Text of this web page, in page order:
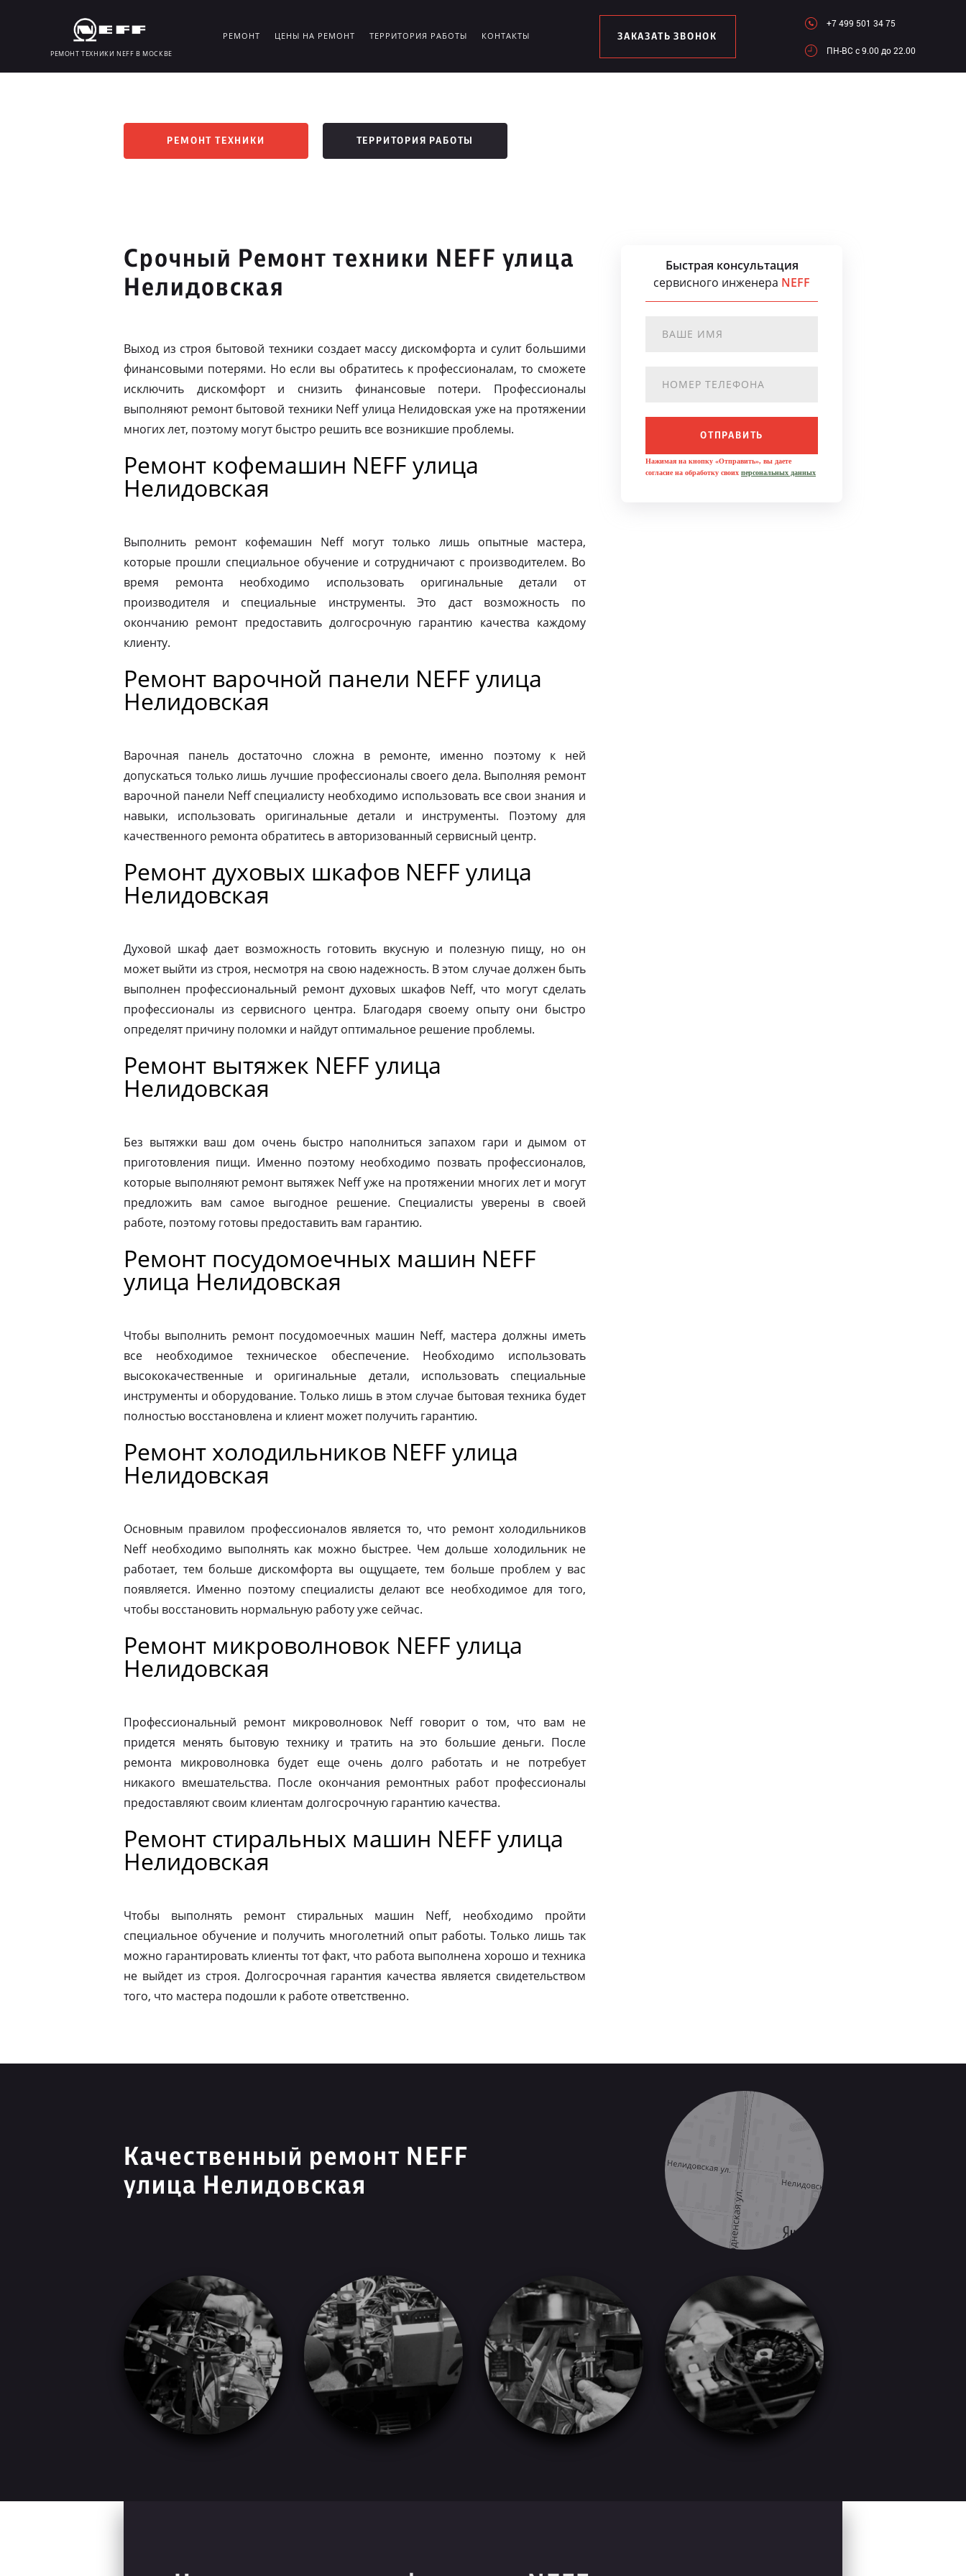
РЕМОНТ ТЕХНИКИ NEFF В МОСКВЕ
РЕМОНТ ЦЕНЫ НА РЕМОНТ ТЕРРИТОРИЯ РАБОТЫ КОНТАКТЫ ЗАКАЗАТЬ ЗВОНОК
+7 499 501 34 75
ПН-ВC c 9.00 до 22.00
РЕМОНТ ТЕХНИКИ ТЕРРИТОРИЯ РАБОТЫ
Срочный Ремонт техники NEFF улица
Нелидовская
Выход из строя бытовой техники создает массу дискомфорта и сулит большими
финансовыми потерями. Но если вы обратитесь к профессионалам, то сможете
исключить дискомфорт и снизить финансовые потери. Профессионалы
выполняют ремонт бытовой техники Neff улица Нелидовская уже на протяжении
многих лет, поэтому могут быстро решить все возникшие проблемы.
Ремонт кофемашин NEFF улица
Нелидовская
Выполнить ремонт кофемашин Neff могут только лишь опытные мастера,
которые прошли специальное обучение и сотрудничают с производителем. Во
время ремонта необходимо использовать оригинальные детали от
производителя и специальные инструменты. Это даст возможность по
окончанию ремонт предоставить долгосрочную гарантию качества каждому
клиенту.
Ремонт варочной панели NEFF улица
Нелидовская
Варочная панель достаточно сложна в ремонте, именно поэтому к ней
допускаться только лишь лучшие профессионалы своего дела. Выполняя ремонт
варочной панели Neff специалисту необходимо использовать все свои знания и
навыки, использовать оригинальные детали и инструменты. Поэтому для
качественного ремонта обратитесь в авторизованный сервисный центр.
Ремонт духовых шкафов NEFF улица
Нелидовская
Духовой шкаф дает возможность готовить вкусную и полезную пищу, но он
может выйти из строя, несмотря на свою надежность. В этом случае должен быть
выполнен профессиональный ремонт духовых шкафов Neff, что могут сделать
профессионалы из сервисного центра. Благодаря своему опыту они быстро
определят причину поломки и найдут оптимальное решение проблемы.
Ремонт вытяжек NEFF улица
Нелидовская
Без вытяжки ваш дом очень быстро наполниться запахом гари и дымом от
приготовления пищи. Именно поэтому необходимо позвать профессионалов,
которые выполняют ремонт вытяжек Neff уже на протяжении многих лет и могут
предложить вам самое выгодное решение. Специалисты уверены в своей
работе, поэтому готовы предоставить вам гарантию.
Ремонт посудомоечных машин NEFF
улица Нелидовская
Чтобы выполнить ремонт посудомоечных машин Neff, мастера должны иметь
все необходимое техническое обеспечение. Необходимо использовать
высококачественные и оригинальные детали, использовать специальные
инструменты и оборудование. Только лишь в этом случае бытовая техника будет
полностью восстановлена и клиент может получить гарантию.
Ремонт холодильников NEFF улица
Нелидовская
Основным правилом профессионалов является то, что ремонт холодильников
Neff необходимо выполнять как можно быстрее. Чем дольше холодильник не
работает, тем больше дискомфорта вы ощущаете, тем больше проблем у вас
появляется. Именно поэтому специалисты делают все необходимое для того,
чтобы восстановить нормальную работу уже сейчас.
Ремонт микроволновок NEFF улица
Нелидовская
Профессиональный ремонт микроволновок Neff говорит о том, что вам не
придется менять бытовую технику и тратить на это большие деньги. После
ремонта микроволновка будет еще очень долго работать и не потребует
никакого вмешательства. После окончания ремонтных работ профессионалы
предоставляют своим клиентам долгосрочную гарантию качества.
Ремонт стиральных машин NEFF улица
Нелидовская
Чтобы выполнять ремонт стиральных машин Neff, необходимо пройти
специальное обучение и получить многолетний опыт работы. Только лишь так
можно гарантировать клиенты тот факт, что работа выполнена хорошо и техника
не выйдет из строя. Долгосрочная гарантия качества является свидетельством
того, что мастера подошли к работе ответственно.
Быстрая консультация
сервисного инженера NEFF
ОТПРАВИТЬ
Нажимая на кнопку «Отправить», вы даете
согласие на обработку своих персональных данных
Качественный ремонт NEFF
улица Нелидовская